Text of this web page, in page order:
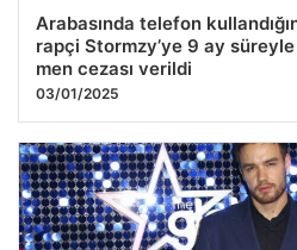
Arabasında telefon
rapçi Stormzy’ye 9 ay
men cezası verildi
03/01/2025